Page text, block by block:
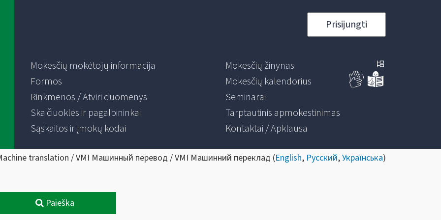
Prisijungti
Mokesčių mokėtojų informacija
Formos
Rinkmenos / Atviri duomenys
Skaičiuoklės ir pagalbininkai
Sąskaitos ir įmokų kodai
Mokesčių žinynas
Mokesčių kalendorius
Seminarai
Tarptautinis apmokestinimas
Kontaktai / Apklausa
translation / VMI Машинный перевод / VMI Машинний переклад (English, Русский,Українська)
Paieška